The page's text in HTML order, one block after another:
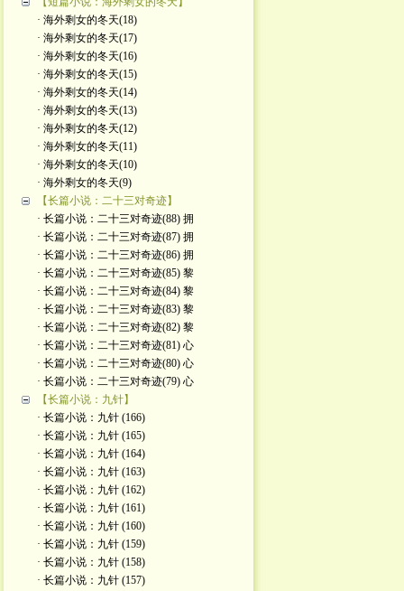
· 海外剩女的冬天(18)
· 海外剩女的冬天(17)
· 海外剩女的冬天(16)
· 海外剩女的冬天(15)
· 海外剩女的冬天(14)
· 海外剩女的冬天(13)
· 海外剩女的冬天(12)
· 海外剩女的冬天(11)
· 海外剩女的冬天(10)
· 海外剩女的冬天(9)
【长篇小说：二十三对奇迹】
· 长篇小说：二十三对奇迹(88) 拥
· 长篇小说：二十三对奇迹(87) 拥
· 长篇小说：二十三对奇迹(86) 拥
· 长篇小说：二十三对奇迹(85) 黎
· 长篇小说：二十三对奇迹(84) 黎
· 长篇小说：二十三对奇迹(83) 黎
· 长篇小说：二十三对奇迹(82) 黎
· 长篇小说：二十三对奇迹(81) 心
· 长篇小说：二十三对奇迹(80) 心
· 长篇小说：二十三对奇迹(79) 心
【长篇小说：九针】
· 长篇小说：九针 (166)
· 长篇小说：九针 (165)
· 长篇小说：九针 (164)
· 长篇小说：九针 (163)
· 长篇小说：九针 (162)
· 长篇小说：九针 (161)
· 长篇小说：九针 (160)
· 长篇小说：九针 (159)
· 长篇小说：九针 (158)
· 长篇小说：九针 (157)